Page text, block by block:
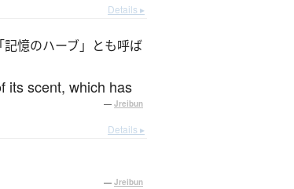
Details ▸
憶のハーブ」とも呼ば
its scent, which has
— Jreibun
Details ▸
— Jreibun